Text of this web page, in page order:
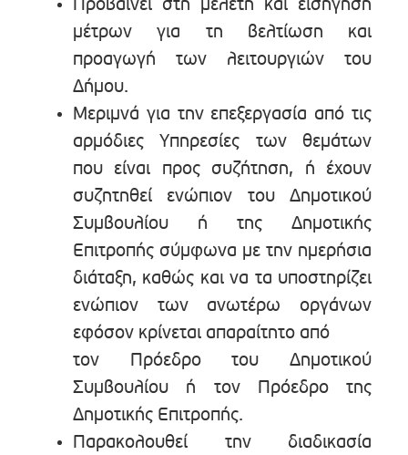
Προβαίνει στη μελέτη και εισήγηση
μέτρων για τη βελτίωση και
προαγωγή των λειτουργιών του
Δήμου.
Μεριμνά για την επεξεργασία από τις
αρμόδιες Υπηρεσίες των θεμάτων
που είναι προς συζήτηση, ή έχουν
συζητηθεί ενώπιον του Δημοτικού
Συμβουλίου ή της Δημοτικής
Επιτροπής σύμφωνα με την ημερήσια
διάταξη, καθώς και να τα υποστηρίζει
ενώπιον των ανωτέρω οργάνων
εφόσον κρίνεται απαραίτητο από
τον Πρόεδρο του Δημοτικού
Συμβουλίου ή τον Πρόεδρο της
Δημοτικής Επιτροπής.
Παρακολουθεί την διαδικασία